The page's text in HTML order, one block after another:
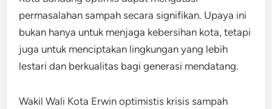
permasalahan sampah secara signifikan. Upaya ini
bukan hanya untuk menjaga kebersihan kota, tetapi
juga untuk menciptakan lingkungan yang lebih
lestari dan berkualitas bagi generasi mendatang.
Wakil Wali Kota Erwin optimistis krisis sampah